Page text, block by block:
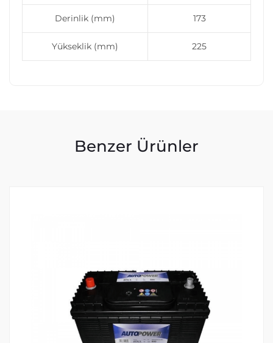
Derinlik (mm) 173
Yükseklik (mm) 225
Benzer Ürünler